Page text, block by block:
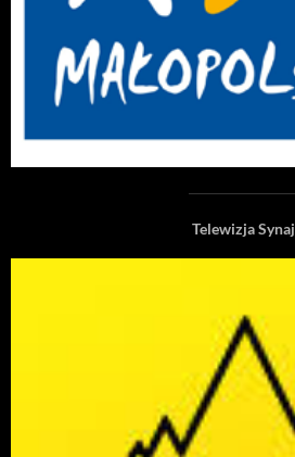
Telewizja Synaj